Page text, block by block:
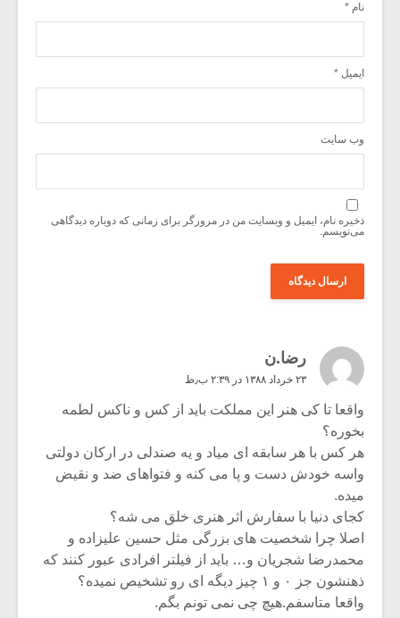
نام *
ایمیل *
وب‌ سایت
ذخیره نام، ایمیل و وبسایت من در مرورگر برای زمانی که دوباره دیدگاهی
می‌نویسم.
رضا.ن
۲۳ خرداد ۱۳۸۸ در ۲:۳۹ ب٫ظ
واقعا تا کی هنر این مملکت باید از کس و ناکس لطمه
بخوره؟
هر کس با هر سابقه ای میاد و یه صندلی در ارکان دولتی
واسه خودش دست و پا می کنه و فتواهای ضد و نقیض
میده.
کجای دنیا با سفارش اثر هنری خلق می شه؟
اصلا چرا شخصیت های بزرگی مثل حسین علیزاده و
محمدرضا شجریان و… باید از فیلتر افرادی عبور کنند که
ذهنشون جز ۰ و ۱ چیز دیگه ای رو تشخیص نمیده؟
واقعا متاسفم.هیچ چی نمی تونم بگم.